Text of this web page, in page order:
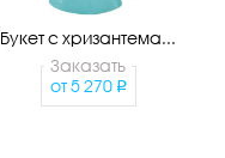
Букет с хризантема...
Заказать
от 5 270